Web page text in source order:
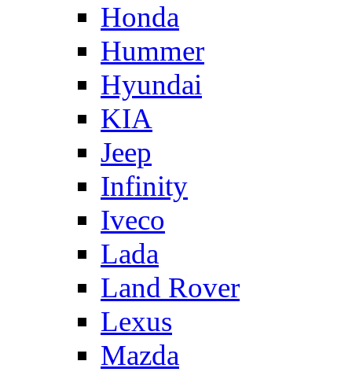
Honda
Hummer
Hyundai
KIA
Jeep
Infinity
Iveco
Lada
Land Rover
Lexus
Mazda